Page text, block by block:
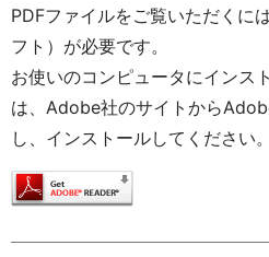
PDFファイルをご覧いただくに
フト）が必要です。
お使いのコンピュータにインス
は、Adobe社のサイトから
し、インストールしてください。